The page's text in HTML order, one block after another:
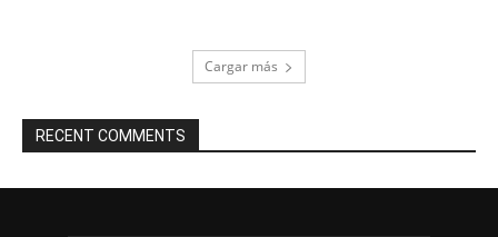
Cargar más
RECENT COMMENTS